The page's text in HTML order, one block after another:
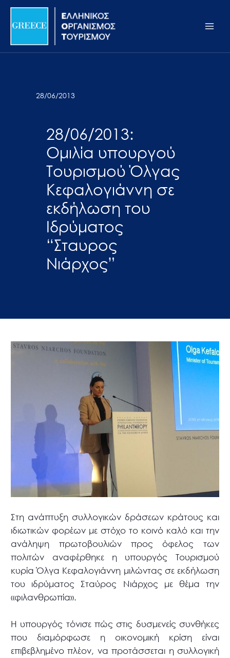
Σημείωση:
ιστότοπος
προσβασιμότητας.
Μετάβαση
περιεχόμενο
28/06/2013
28/06/2013:
Ομιλία υπουργού
Τουρισμού Όλγας
Κεφαλογιάννη σε
εκδήλωση του
Ιδρύματος
“Σταυρος
Νιάρχος”
Στη ανάπτυξη συλλογικών δράσεων κράτους και
ιδιωτικών φορέων με στόχο το κοινό καλό και την
ανάληψη πρωτοβουλιών προς όφελος των
πολιτών αναφέρθηκε η υπουργός Τουρισμού
κυρία Όλγα Κεφαλογιάννη μιλώντας σε εκδήλωση
του ιδρύματος Σταύρος Νιάρχος με θέμα την
«φιλανθρωπία».
Η υπουργός τόνισε πώς στις δυσμενείς συνθήκες
που διαμόρφωσε η οικονομική κρίση είναι
επιβεβλημένο πλέον, να προτάσσεται η συλλογική